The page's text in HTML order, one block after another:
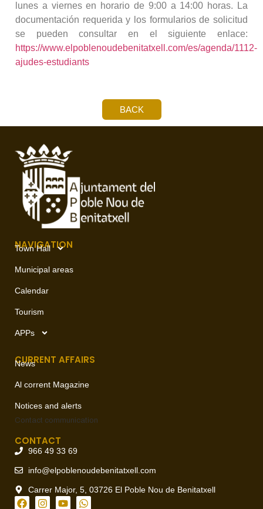
lunes a viernes en horario de 9:00 a 14:00 horas. La
documentación requerida y los formularios de solicitud
se pueden consultar en el siguiente enlace:
https://www.elpoblenoudebenitatxell.com/es/agenda/1112-
ajudes-estudiants
BACK
NAVIGATION
Town Hall
Municipal areas
Calendar
Tourism
APPs
CURRENT AFFAIRS
News
Al corrent Magazine
Notices and alerts
Contact communication
CONTACT
966 49 33 69
info@elpoblenoudebenitatxell.com
Carrer Major, 5, 03726 El Poble Nou de Benitatxell